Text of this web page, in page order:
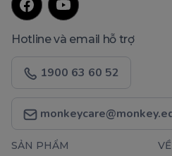
Hotline và email hỗ trợ
1900 63 60 52
SẢN PHẨM